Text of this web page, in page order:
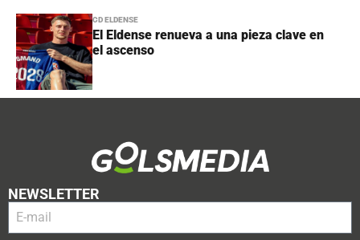
CD ELDENSE
El Eldense renueva a una pieza clave en
el ascenso
NEWSLETTER